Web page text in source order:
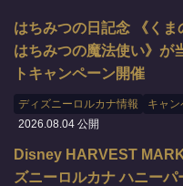
はちみつの日記念 《くま
はちみつの魔法使い》が
トキャンペーン開催
ディズニーロルカナ情報
キャン
2026.08.04 公開
Disney HARVEST
ズニーロルカナ ハニーパ